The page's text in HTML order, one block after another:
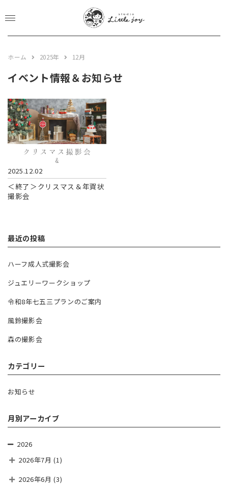
CLOSE
studio plan
location plan
newbone plan
753 plan
BOOKS STORE
GALLERY
Q&A
CONTACT
ホーム 2025年 12月
イベント情報＆お知らせ
2025.12.02
＜終了＞クリスマス＆年賀状
撮影会
最近の投稿
ハーフ成人式撮影会
ジュエリーワークショップ
令和8年七五三プランのご案内
風鈴撮影会
森の撮影会
カテゴリー
お知らせ
月別アーカイブ
2026
2026年7月 (1)
2026年6月 (3)